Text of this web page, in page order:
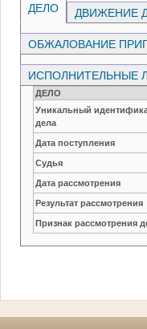
ДЕЛО ДВИЖЕНИЕ
ОБЖАЛОВАНИЕ
ИСПОЛНИТЕЛЬНЫЕ
ДЕЛО
Уникальный
дела
Дата поступления
Судья
Дата рассмотрения
Результат рассмотрения
Признак рассмотрения